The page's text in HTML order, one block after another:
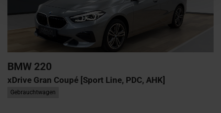
BMW 220
xDrive Gran Coupé [Sport Line, PDC, AHK]
Gebrauchtwagen